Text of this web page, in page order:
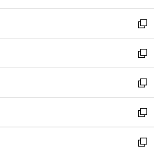
開
く
ウ
で
開
く
ン
ド
ウ
で
開
く
ウ
ィ
ン
ド
ウ
で
開
く
し
い
ウ
ィ
ン
ド
ウ
で
開
く
新
し
い
ウ
ィ
ン
ド
ウ
で
新
し
い
ウ
ィ
ン
ド
新
し
い
ウ
ィ
新
し
い
新